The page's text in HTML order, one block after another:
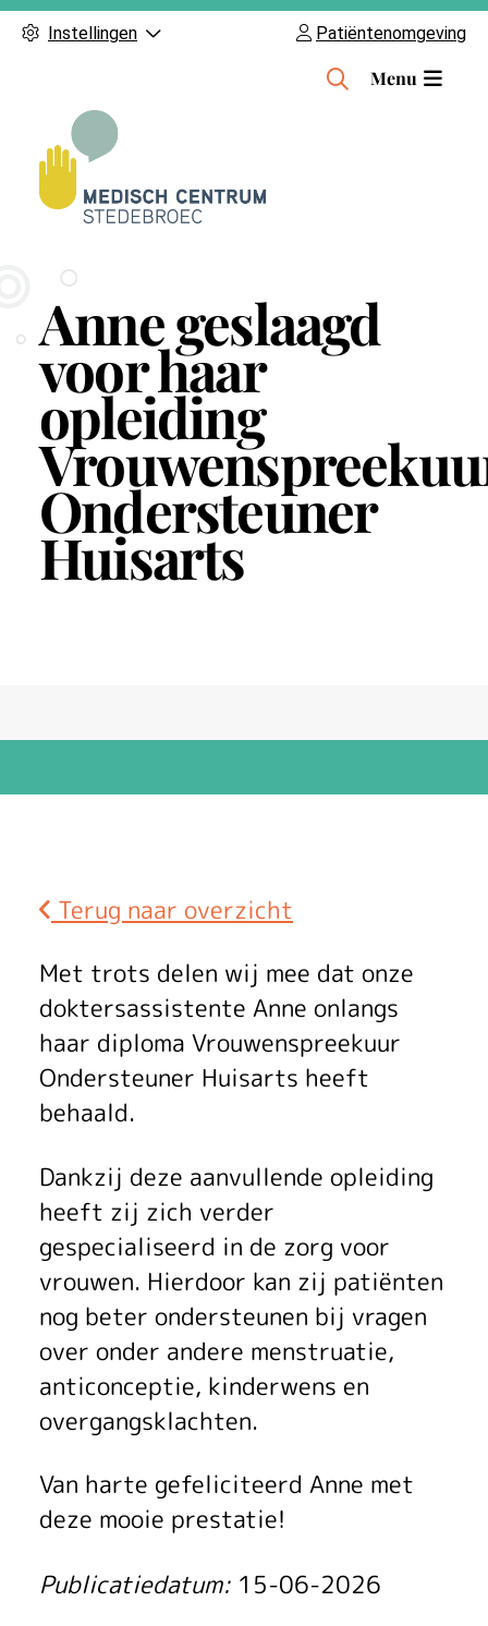
Instellingen Patiëntenomgeving
H
u
Menu
Anne geslaagd
voor haar
opleiding
Ondersteuner
Huisarts
Terug naar overzicht
A
n
n
e
g
e
s
l
a
a
g
d
v
o
Met trots delen wij mee dat onze
doktersassistente Anne onlangs
haar diploma Vrouwenspreekuur
Ondersteuner Huisarts heeft
behaald.
Dankzij deze aanvullende opleiding
heeft zij zich verder
gespecialiseerd in de zorg voor
vrouwen. Hierdoor kan zij patiënten
nog beter ondersteunen bij vragen
over onder andere menstruatie,
anticonceptie, kinderwens en
overgangsklachten.
Van harte gefeliciteerd Anne met
deze mooie prestatie!
Publicatiedatum: 15-06-2026